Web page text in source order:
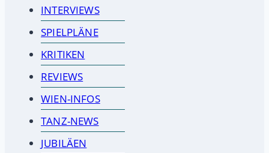
INTERVIEWS
SPIELPLÄNE
KRITIKEN
REVIEWS
WIEN-INFOS
TANZ-NEWS
JUBILÄEN